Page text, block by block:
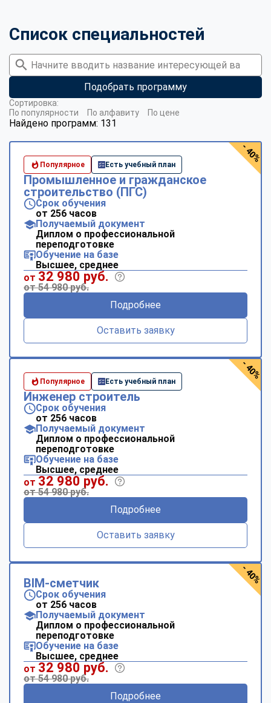
Список специальностей
Подобрать программу
Найдено программ: 131
Сортировка:
По популярности
По алфавиту По цене
Популярное Есть учебный план
Промышленное и гражданское
строительство (ПГС)
Срок обучения
от 256 часов
Получаемый документ
Диплом о профессиональной
переподготовке
Обучение на базе
Высшее, среднее
от 32 980 руб.
от 54 980 руб.
Подробнее
Оставить заявку
- 40%
Популярное Есть учебный план
Инженер строитель
Срок обучения
от 256 часов
Получаемый документ
Диплом о профессиональной
переподготовке
Обучение на базе
Высшее, среднее
от 32 980 руб.
от 54 980 руб.
Подробнее
Оставить заявку
- 40%
BIM-сметчик
Срок обучения
от 256 часов
Получаемый документ
Диплом о профессиональной
переподготовке
Обучение на базе
Высшее, среднее
от 32 980 руб.
от 54 980 руб.
Подробнее
- 40%